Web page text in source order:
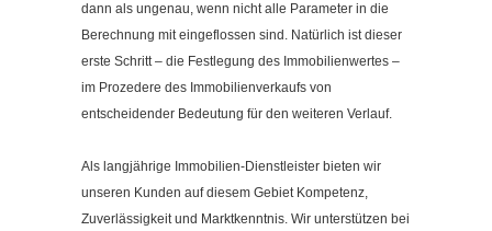
dann als ungenau, wenn nicht alle Parameter in die
Berechnung mit eingeflossen sind. Natürlich ist dieser
erste Schritt – die Festlegung des Immobilienwertes –
im Prozedere des Immobilienverkaufs von
entscheidender Bedeutung für den weiteren Verlauf.
Als langjährige Immobilien-Dienstleister bieten wir
unseren Kunden auf diesem Gebiet Kompetenz,
Zuverlässigkeit und Marktkenntnis. Wir unterstützen bei